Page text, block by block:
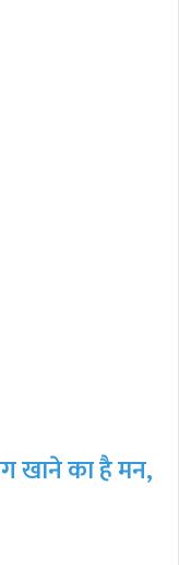
खाने का है मन,